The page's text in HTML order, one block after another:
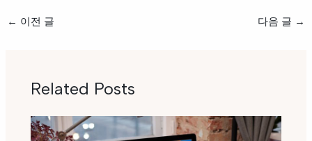
← 이전 글 다음 글 →
Related Posts